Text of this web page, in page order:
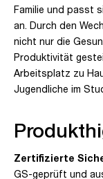
Familie und passt
an. Durch den
nicht nur die
Produktivität
Arbeitsplatz zu
Jugendliche im
Zertifizierte
GS-geprüft und